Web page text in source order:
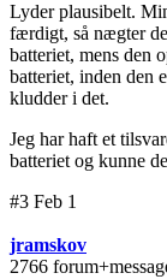
Lyder plausibelt.
færdigt, så nægter
batteriet, mens den
batteriet, inden den
kludder i det.
Jeg har haft et
batteriet og kunne
#3 Feb 1
jramskov
2766